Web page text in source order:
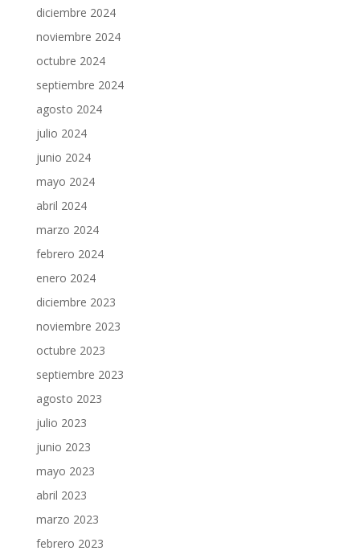
diciembre 2024
noviembre 2024
octubre 2024
septiembre 2024
agosto 2024
julio 2024
junio 2024
mayo 2024
abril 2024
marzo 2024
febrero 2024
enero 2024
diciembre 2023
noviembre 2023
octubre 2023
septiembre 2023
agosto 2023
julio 2023
junio 2023
mayo 2023
abril 2023
marzo 2023
febrero 2023